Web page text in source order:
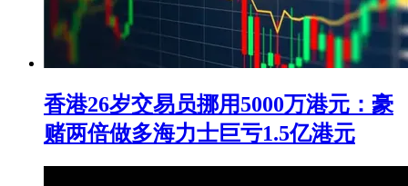
香港26岁交易员挪用5000万港元：豪
赌两倍做多海力士巨亏1.5亿港元